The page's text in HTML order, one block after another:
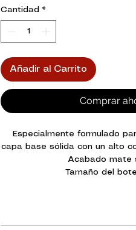
Cantidad *
Añadir al Carrito
Comprar
Especialmente formulado
capa base sólida con un alto
Acabado mate
Tamaño del